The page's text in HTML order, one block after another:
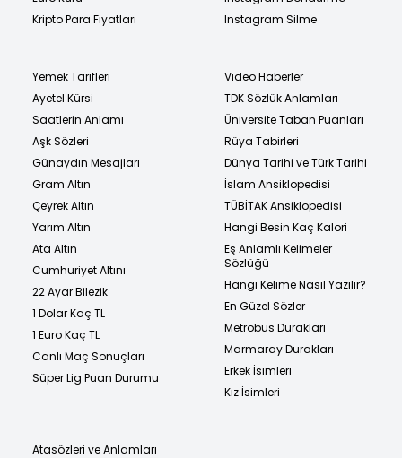
Kripto Para Fiyatları
Instagram Silme
Yemek Tarifleri
Ayetel Kürsi
Saatlerin Anlamı
Aşk Sözleri
Günaydın Mesajları
Gram Altın
Çeyrek Altın
Yarım Altın
Ata Altın
Cumhuriyet Altını
22 Ayar Bilezik
1 Dolar Kaç TL
1 Euro Kaç TL
Canlı Maç Sonuçları
Süper Lig Puan Durumu
Video Haberler
TDK Sözlük Anlamları
Üniversite Taban Puanları
Rüya Tabirleri
Dünya Tarihi ve Türk Tarihi
İslam Ansiklopedisi
TÜBİTAK Ansiklopedisi
Hangi Besin Kaç Kalori
Eş Anlamlı Kelimeler
Sözlüğü
Hangi Kelime Nasıl Yazılır?
En Güzel Sözler
Metrobüs Durakları
Marmaray Durakları
Erkek İsimleri
Kız İsimleri
Atasözleri ve Anlamları